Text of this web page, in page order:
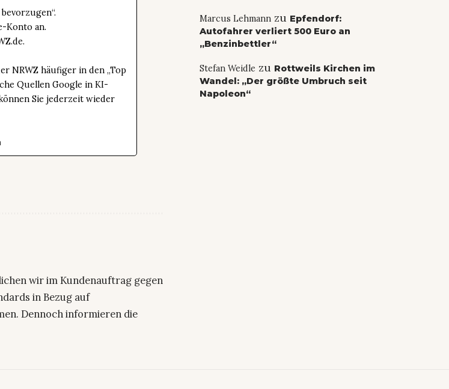
Konto an.
NRWZ häufiger in den „Top
Quellen Google in KI-
Sie jederzeit wieder
wir im Kundenauftrag gegen
in Bezug auf
Dennoch informieren die
Marcus Lehmannzu Epfendorf:
Autofahrer verliert 500 Euro an
„Benzinbettler“
Stefan Weidle zu Rottweils Kirchen im
Wandel: „Der größte Umbruch seit
Napoleon“